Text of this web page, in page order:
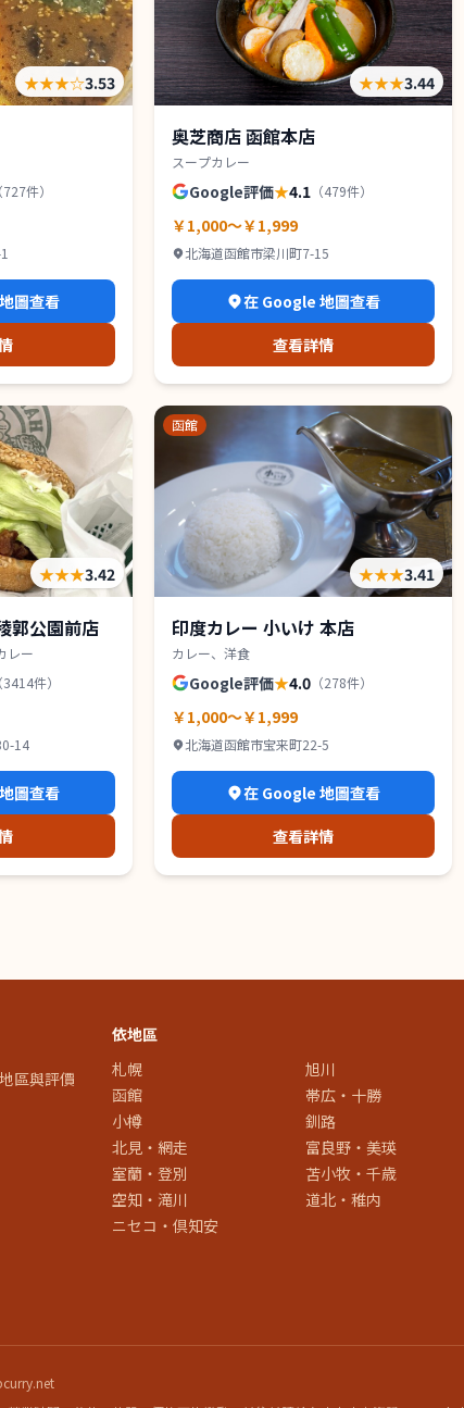
★★★☆3.53
（727件）
圖查看
★★★3.44
奥芝商店 函館本店
スープカレー
Google評価★4.1 （479件）
￥1,000～￥1,999
北海道函館市梁川町7-15
在 Google 地圖查看
查看詳情
★★★3.42
郭公園前店
レー
（3414件）
14
圖查看
函館
★★★3.41
印度カレー 小いけ 本店
カレー、洋食
Google評価★4.0（278件）
￥1,000～￥1,999
北海道函館市宝来町22-5
在 Google 地圖查看
查看詳情
區與評價
依地區
札幌
旭川
函館
帯広・十勝
小樽
釧路
北見・網走
富良野・美瑛
室蘭・登別
苫小牧・千歳
空知・滝川
道北・稚内
ニセコ・倶知安